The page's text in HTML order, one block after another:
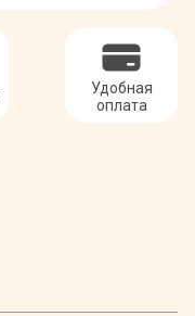
Удобная
оплата